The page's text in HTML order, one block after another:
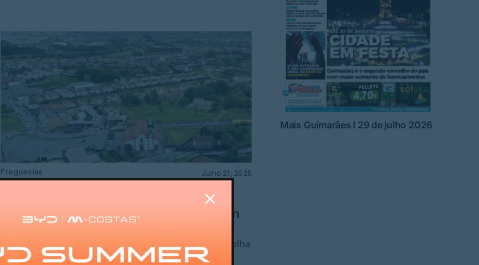
Freguesias Julho 21, 2025
Contrato para Plano de Pormenor da
Requalificação da Vila de Brito está em
discussão pública
A participação pública assume importância na recolha
de contributos e sugestões que poderão ser
Mais Guimarães I 29 de julho 2026